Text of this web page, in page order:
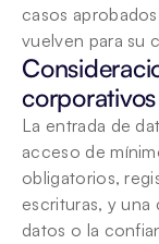
casos
vuelven para su
corporativos
La entrada de
acceso de
obligatorios,
escrituras, y
datos o la